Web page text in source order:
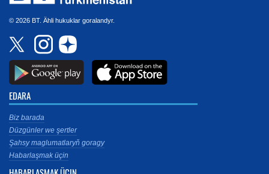
© 2026 BT. Ähli hukuklar goralandyr.
EDARA
Biz barada
Düzgünler we şertler
Şahsy maglumatlaryň goragy
Habarlaşmak üçin